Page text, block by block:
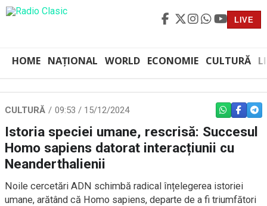
LIVE
HOME NAȚIONAL WORLD ECONOMIE CULTURĂ
CULTURĂ 09:53 / 15/12/2024 WHATSAPP
Istoria speciei umane, rescrisă: Succesul
Homo sapiens datorat interacțiunii cu
Neanderthalienii
Noile cercetări ADN schimbă radical înțelegerea istoriei
umane, arătând că Homo sapiens, departe de a fi triumfători